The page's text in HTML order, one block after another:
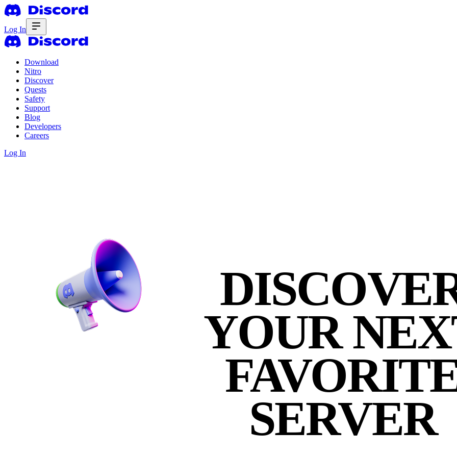
Log In
Download
Nitro
Discover
Quests
Safety
Support
Blog
Developers
Careers
Log In
YOUR
SERVER